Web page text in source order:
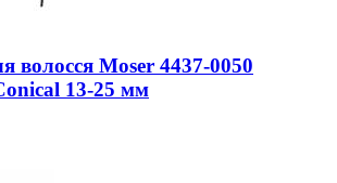
волосся Moser 4437-0050
13-25 мм